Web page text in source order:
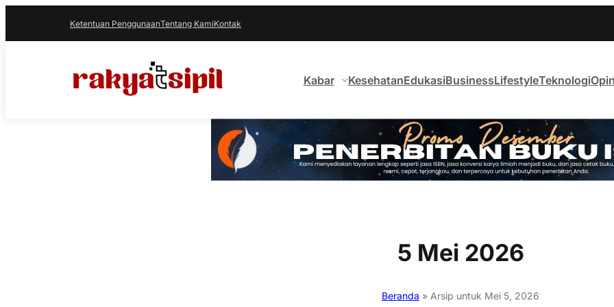
Ketentuan PenggunaanTentang KamiKontak
Kabar KesehatanEdukasiBusinessLifestyleTeknologi
5 Mei 2026
Beranda » Arsip untuk Mei 5, 2026